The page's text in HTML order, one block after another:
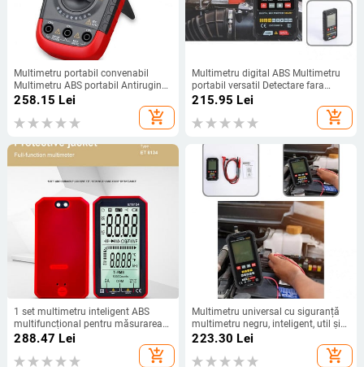
Multimetru portabil convenabil
Multimetru ABS portabil Antirugina
Multimetru portabil
258.15 Lei
add_shopping_cart
Multimetru digital ABS Multimetru
portabil versatil Detectare fara
contact Practic DC/AC 600V Auto
215.95 Lei
add_shopping_cart
1 set multimetru inteligent ABS
multifuncțional pentru măsurarea
de înaltă precizie a rezistenței
multimetru inteligent cu kit stilou
288.47 Lei
add_shopping_cart
Multimetru universal cu siguranță
multimetru negru, inteligent, util și
durabil, multimetru portabil
223.30 Lei
add_shopping_cart